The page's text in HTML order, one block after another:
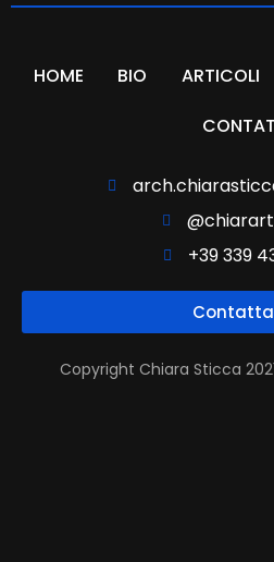
HOME BIO ARTICOLI
+39 339
Copyright Chiara Sticca